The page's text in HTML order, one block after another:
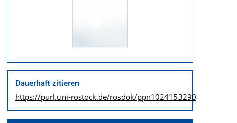
Dauerhaft zitieren
https://purl.uni-rostock.de/rosdok/ppn1024153290